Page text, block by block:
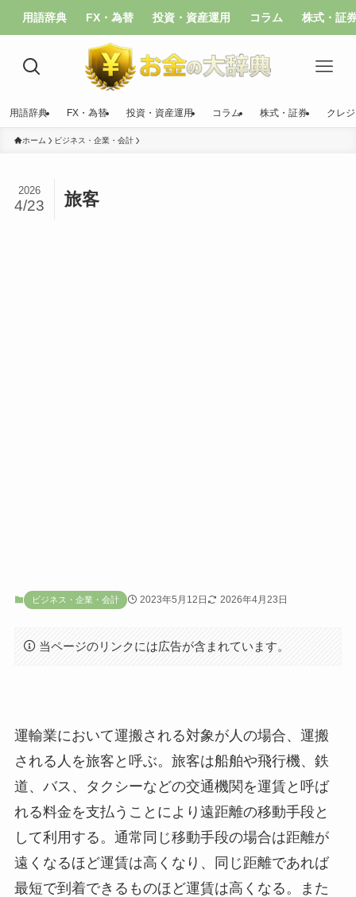
用語辞典 FX・為替 投資・資産運用 コラム 株式・証
用語辞典 FX・為替 投資・資産運用 コラム 株式・証券 クレ
ホーム ビジネス・企業・会計
旅客
2026
4/23
ビジネス・企業・会計 2023年5月12日 2026年4月23日
当ページのリンクには広告が含まれています。
運輸業において運搬される対象が人の場合、運搬
される人を旅客と呼ぶ。旅客は船舶や飛行機、鉄
道、バス、タクシーなどの交通機関を運賃と呼ば
れる料金を支払うことにより遠距離の移動手段と
して利用する。通常同じ移動手段の場合は距離が
遠くなるほど運賃は高くなり、同じ距離であれば
最短で到着できるものほど運賃は高くなる。また